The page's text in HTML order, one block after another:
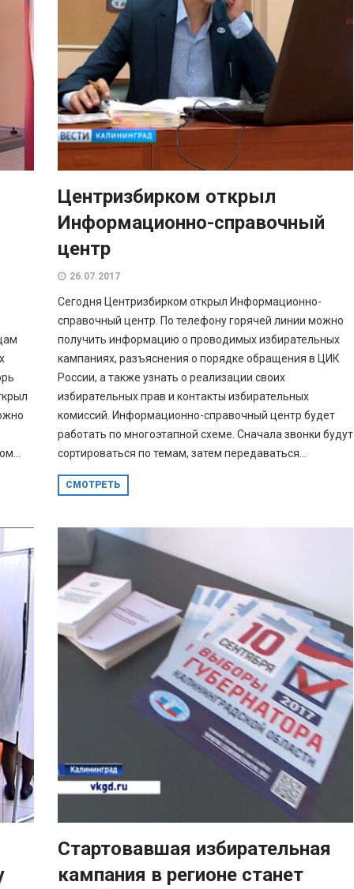
Центризбирком открыл
Информационно-справочный
центр
26.07.2017
Сегодня Центризбирком открыл Информационно-
справочный центр. По телефону горячей линии можно
получить информацию о проводимых избирательных
кампаниях, разъяснения о порядке обращения в ЦИК
России, а также узнать о реализации своих
избирательных прав и контакты избирательных
комиссий. Информационно-справочный центр будет
работать по многоэтапной схеме. Сначала звонки будут
сортироваться по темам, затем передаваться...
СМОТРЕТЬ
Стартовавшая избирательная
кампания в регионе станет